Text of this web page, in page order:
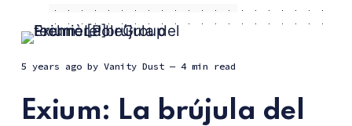
5 years agoby Vanity Dust — 4 min read
Exium: La brújula del